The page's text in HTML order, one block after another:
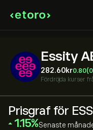
Essity
282.60‎kr‎0.80
Fördröjda kurser
Prisgraf för
‎1.15‎ Senaste